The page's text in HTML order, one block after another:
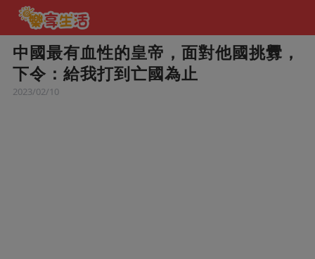
中國最有血性的皇帝，面對他國挑釁，
下令：給我打到亡國為止
2023/02/10